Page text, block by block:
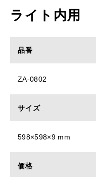
ライト内用
品番
ZA-0802
サイズ
598×598×9 mm
価格